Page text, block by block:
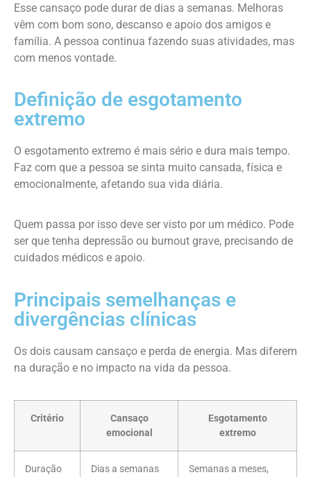
Esse cansaço pode durar de dias a semanas. Melhoras
vêm com bom sono, descanso e apoio dos amigos e
família. A pessoa continua fazendo suas atividades, mas
com menos vontade.
Definição de esgotamento
extremo
O esgotamento extremo é mais sério e dura mais tempo.
Faz com que a pessoa se sinta muito cansada, física e
emocionalmente, afetando sua vida diária.
Quem passa por isso deve ser visto por um médico. Pode
ser que tenha depressão ou burnout grave, precisando de
cuidados médicos e apoio.
Principais semelhanças e
divergências clínicas
Os dois causam cansaço e perda de energia. Mas diferem
na duração e no impacto na vida da pessoa.
Critério
Cansaço
emocional
Esgotamento
extremo
Duração
Dias a semanas
Semanas a meses,